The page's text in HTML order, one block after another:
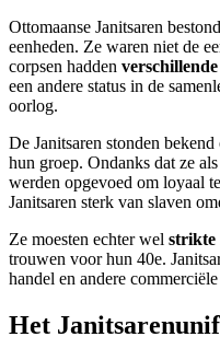
Ottomaanse Janitsaren
eenheden. Ze waren niet de
corpsen hadden
een andere status in de
oorlog.
De Janitsaren stonden
hun groep. Ondanks dat ze
werden opgevoed om loyaal
Janitsaren sterk van slaven
Ze moesten echter wel strikte
trouwen voor hun 40e.
handel en andere
Het